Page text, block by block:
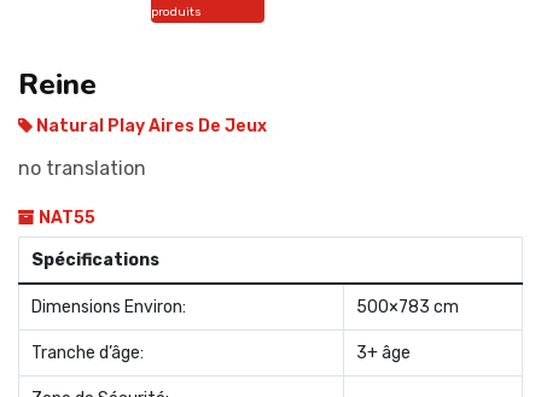
produits
Reine
Natural Play Aires De Jeux
no translation
NAT55
Spécifications
Dimensions Environ: 500×783 cm
Tranche d’âge: 3+ âge